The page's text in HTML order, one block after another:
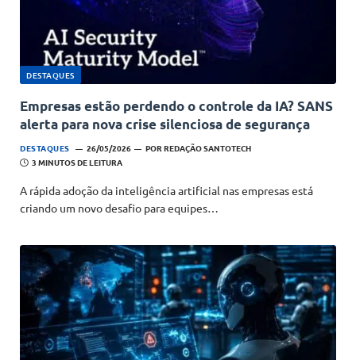
DESTAQUES
Empresas estão perdendo o controle da IA? SANS
alerta para nova crise silenciosa de segurança
DESTAQUES 26/05/2026 PORREDAÇÃO SANTOTECH
3 MINUTOS DE LEITURA
A rápida adoção da inteligência artificial nas empresas está
criando um novo desafio para equipes…